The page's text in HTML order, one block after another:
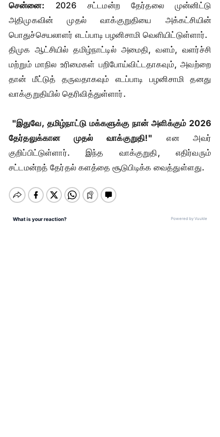
சென்னை: 2026 சட்டமன்ற தேர்தலை முன்னிட்டு
அதிமுகவின் முதல் வாக்குறுதியை அக்கட்சியின்
பொதுச்செயலாளர் எடப்பாடி பழனிசாமி வெளியிட்டுள்ளார்.
திமுக ஆட்சியில் தமிழ்நாட்டில் அமைதி, வளம், வளர்ச்சி
மற்றும் மாநில உரிமைகள் பறிபோய்விட்டதாகவும், அவற்றை
தான் மீட்டுத் தருவதாகவும் எடப்பாடி பழனிசாமி தனது
வாக்குறுதியில் தெரிவித்துள்ளார்.
"இதுவே, தமிழ்நாட்டு மக்களுக்கு நான் அளிக்கும் 2026
தேர்தலுக்கான முதல் வாக்குறுதி!" என அவர்
குறிப்பிட்டுள்ளார். இந்த வாக்குறுதி, எதிர்வரும்
சட்டமன்றத் தேர்தல் களத்தை சூடுபிடிக்க வைத்துள்ளது.